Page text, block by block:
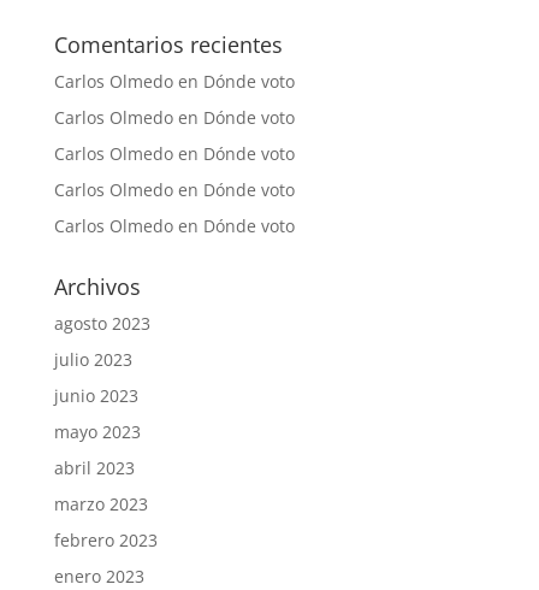
Comentarios recientes
Carlos Olmedoen Dónde voto
Carlos Olmedoen Dónde voto
Carlos Olmedoen Dónde voto
Carlos Olmedoen Dónde voto
Carlos Olmedoen Dónde voto
Archivos
agosto 2023
julio 2023
junio 2023
mayo 2023
abril 2023
marzo 2023
febrero 2023
enero 2023